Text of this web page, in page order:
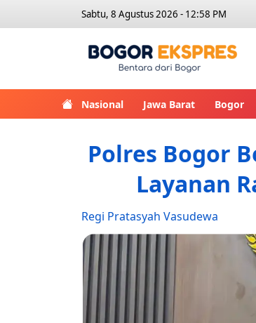
Sabtu, 8 Agustus 2026 - 12:58 PM
Nasional Jawa Barat Bogor
Polres Bogor
Layanan
Regi Pratasyah Vasudewa